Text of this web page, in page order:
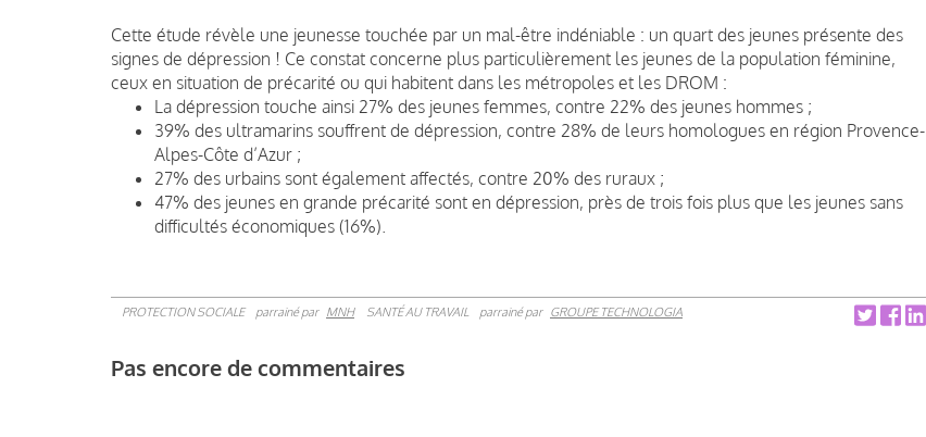
Cette étude révèle une jeunesse touchée par un mal-être indéniable : un quart des jeunes présente des
signes de dépression ! Ce constat concerne plus particulièrement les jeunes de la population féminine,
ceux en situation de précarité ou qui habitent dans les métropoles et les DROM :
La dépression touche ainsi 27% des jeunes femmes, contre 22% des jeunes hommes ;
39% des ultramarins souffrent de dépression, contre 28% de leurs homologues en région Provence-
Alpes-Côte d’Azur ;
27% des urbains sont également affectés, contre 20% des ruraux ;
47% des jeunes en grande précarité sont en dépression, près de trois fois plus que les jeunes sans
difficultés économiques (16%).
PROTECTION SOCIALE parrainé par MNH SANTÉ AU TRAVAIL parrainé par GROUPE TECHNOLOGIA
Pas encore de commentaires